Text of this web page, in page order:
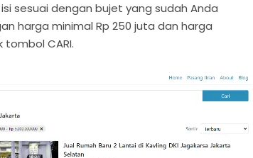
sesuai dengan bujet yang sudah Anda
harga minimal Rp 250 juta dan harga
tombol CARI.